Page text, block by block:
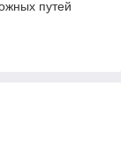
путей